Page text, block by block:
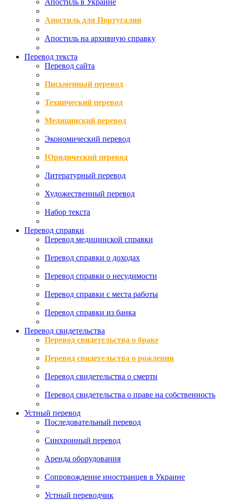
Апостиль в Украине
Апостиль для Португалии
Апостиль на архивную справку
Перевод текста
Перевод сайта
Письменный перевод
Технический перевод
Медицинский перевод
Экономический перевод
Юридический перевод
Литературный перевод
Художественный перевод
Набор текста
Перевод справки
Перевод медицинской справки
Перевод справки о доходах
Перевод справки о несудимости
Перевод справки с места работы
Перевод справки из банка
Перевод свидетельства
Перевод свидетельства о браке
Перевод свидетельства о рождении
Перевод свидетельства о смерти
Перевод свидетельства о праве на собственность
Устный перевод
Последовательный перевод
Синхронный перевод
Аренда оборудования
Сопровождение иностранцев в Украине
Устный переводчик